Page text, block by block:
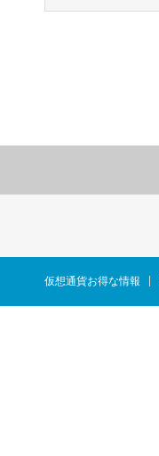
仮想通貨お得な情報